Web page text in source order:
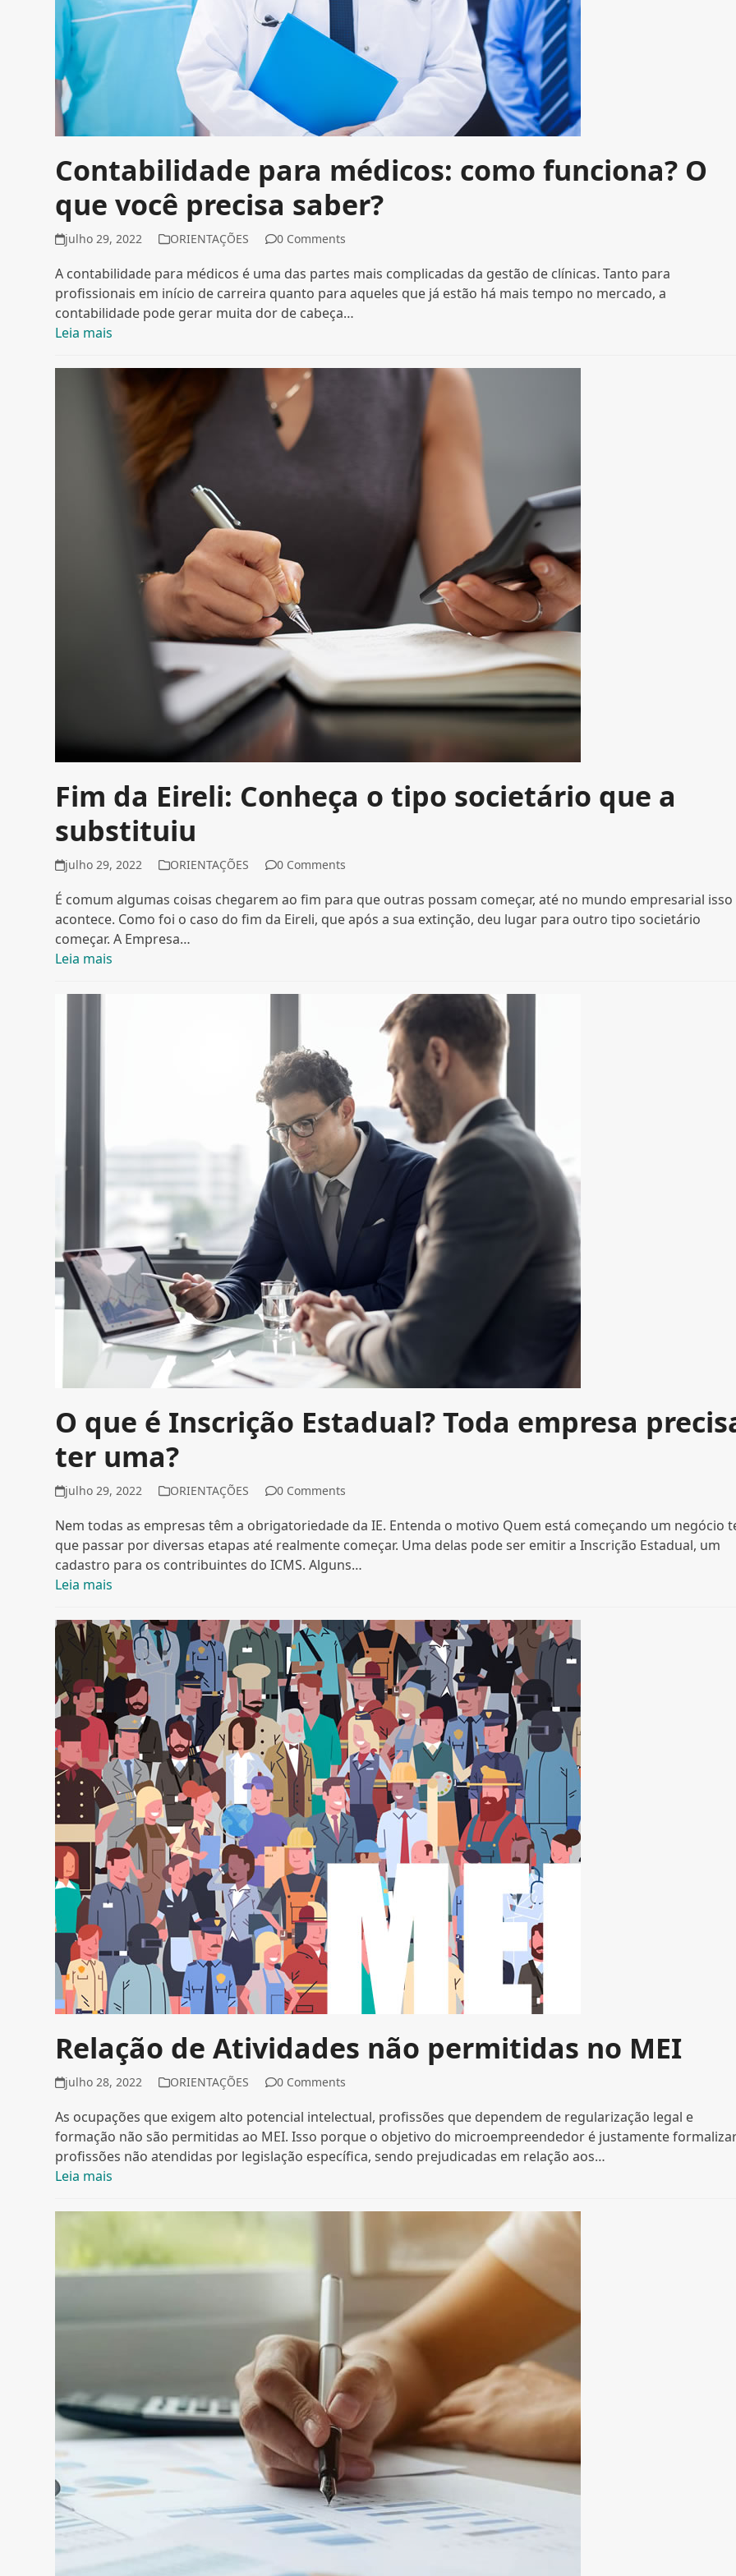
Contabilidade para médicos: como funciona? O
que você precisa saber?
julho 29, 2022 ORIENTAÇÕES 0 Comments
A contabilidade para médicos é uma das partes mais complicadas da gestão de clínicas. Tanto para
profissionais em início de carreira quanto para aqueles que já estão há mais tempo no mercado, a
contabilidade pode gerar muita dor de cabeça…
Leia mais
Fim da Eireli: Conheça o tipo societário que a
substituiu
julho 29, 2022 ORIENTAÇÕES 0 Comments
É comum algumas coisas chegarem ao fim para que outras possam começar, até no mundo empresarial isso
acontece. Como foi o caso do fim da Eireli, que após a sua extinção, deu lugar para outro tipo societário
começar. A Empresa…
Leia mais
O que é Inscrição Estadual? Toda empresa
ter uma?
julho 29, 2022 ORIENTAÇÕES 0 Comments
Nem todas as empresas têm a obrigatoriedade da IE. Entenda o motivo Quem está começando um negócio
que passar por diversas etapas até realmente começar. Uma delas pode ser emitir a Inscrição Estadual, um
cadastro para os contribuintes do ICMS. Alguns…
Leia mais
Relação de Atividades não permitidas no MEI
julho 28, 2022 ORIENTAÇÕES 0 Comments
As ocupações que exigem alto potencial intelectual, profissões que dependem de regularização legal e
formação não são permitidas ao MEI. Isso porque o objetivo do microempreendedor é justamente
profissões não atendidas por legislação específica, sendo prejudicadas em relação aos…
Leia mais